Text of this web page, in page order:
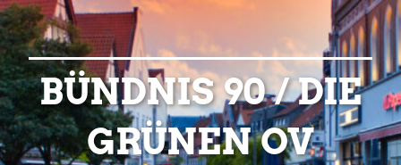
BÜNDNIS 90 / DIE
GRÜNEN OV